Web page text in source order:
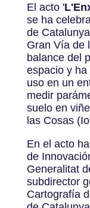
El acto '
se ha
de
Gran Vía de
balance del
espacio y
uso en un
medir
suelo en
las Cosas
En el acto
de
Generalitat
subdirector
Cartografía